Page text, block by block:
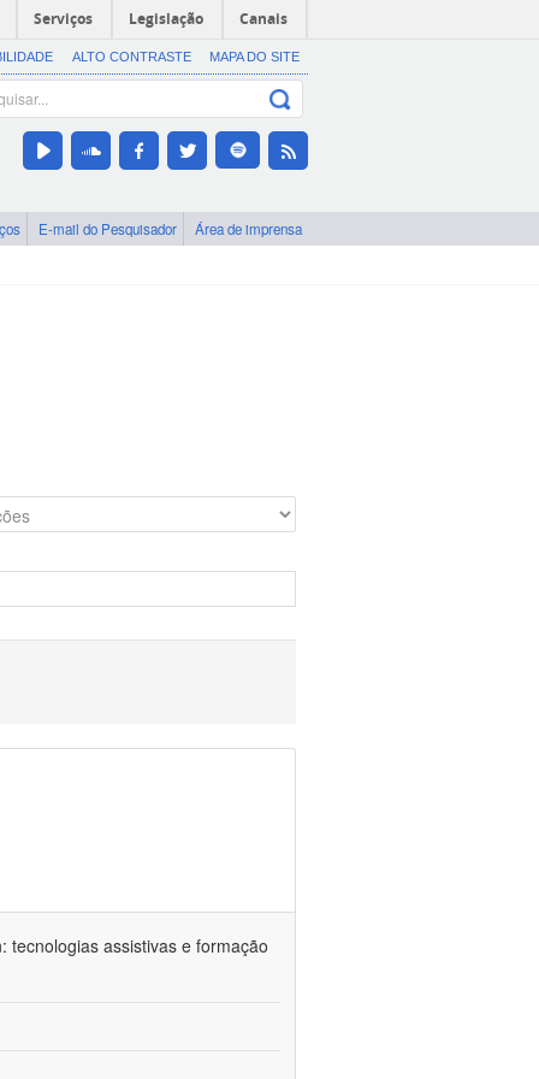
Serviços Legislação Canais
ALTO CONTRASTE MAPA DO SITE
E-mail do Pesquisador Área de imprensa
tecnologias assistivas e formação